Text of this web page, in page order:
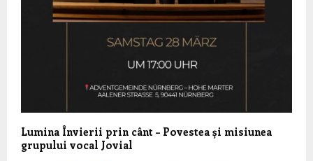
Lumina Învierii prin cânt – Povestea și misiunea
grupului vocal Jovial